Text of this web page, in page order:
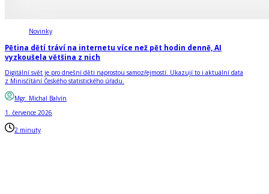
Novinky
Pětina dětí tráví na internetu více než pět hodin denně, AI
vyzkoušela většina z nich
Digitální svět je pro dnešní děti naprostou samozřejmostí. Ukazují to i aktuální data
z Minisčítání Českého statistického úřadu.
Mgr. Michal Balvín
1. července 2026
2 minuty